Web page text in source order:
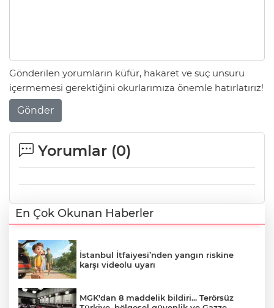
Gönderilen yorumların küfür, hakaret ve suç unsuru
içermemesi gerektiğini okurlarımıza önemle hatırlatırız!
Gönder
Yorumlar (0)
En Çok Okunan Haberler
İstanbul İtfaiyesi’nden yangın riskine
karşı videolu uyarı
MGK'dan 8 maddelik bildiri... Terörsüz